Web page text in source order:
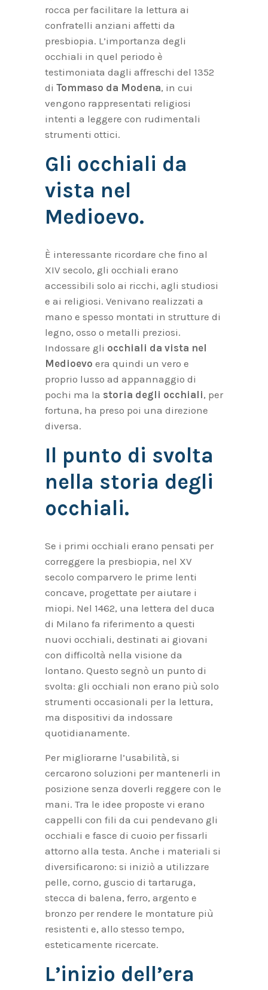
rocca per facilitare la lettura ai
confratelli anziani affetti da
presbiopia. L’importanza degli
occhiali in quel periodo è
testimoniata dagli affreschi del 1352
di Tommaso da Modena, in cui
vengono rappresentati religiosi
intenti a leggere con rudimentali
strumenti ottici.
Gli occhiali da
vista nel
Medioevo.
È interessante ricordare che fino al
XIV secolo, gli occhiali erano
accessibili solo ai ricchi, agli studiosi
e ai religiosi. Venivano realizzati a
mano e spesso montati in strutture di
legno, osso o metalli preziosi.
Indossare gli occhiali da vista nel
Medioevo era quindi un vero e
proprio lusso ad appannaggio di
pochi ma la storia degli occhiali, per
fortuna, ha preso poi una direzione
diversa.
Il punto di svolta
nella storia degli
occhiali.
Se i primi occhiali erano pensati per
correggere la presbiopia, nel XV
secolo comparvero le prime lenti
concave, progettate per aiutare i
miopi. Nel 1462, una lettera del duca
di Milano fa riferimento a questi
nuovi occhiali, destinati ai giovani
con difficoltà nella visione da
lontano. Questo segnò un punto di
svolta: gli occhiali non erano più solo
strumenti occasionali per la lettura,
ma dispositivi da indossare
quotidianamente.
Per migliorarne l’usabilità, si
cercarono soluzioni per mantenerli in
posizione senza doverli reggere con le
mani. Tra le idee proposte vi erano
cappelli con fili da cui pendevano gli
occhiali e fasce di cuoio per fissarli
attorno alla testa. Anche i materiali si
diversificarono: si iniziò a utilizzare
pelle, corno, guscio di tartaruga,
stecca di balena, ferro, argento e
bronzo per rendere le montature più
resistenti e, allo stesso tempo,
esteticamente ricercate.
L’inizio dell’era